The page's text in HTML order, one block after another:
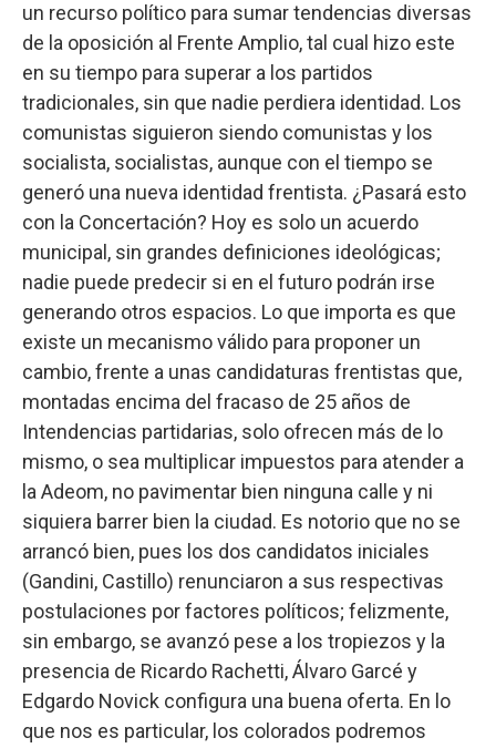
un recurso político para sumar tendencias diversas
de la oposición al Frente Amplio, tal cual hizo este
en su tiempo para superar a los partidos
tradicionales, sin que nadie perdiera identidad. Los
comunistas siguieron siendo comunistas y los
socialista, socialistas, aunque con el tiempo se
generó una nueva identidad frentista. ¿Pasará esto
con la Concertación? Hoy es solo un acuerdo
municipal, sin grandes definiciones ideológicas;
nadie puede predecir si en el futuro podrán irse
generando otros espacios. Lo que importa es que
existe un mecanismo válido para proponer un
cambio, frente a unas candidaturas frentistas que,
montadas encima del fracaso de 25 años de
Intendencias partidarias, solo ofrecen más de lo
mismo, o sea multiplicar impuestos para atender a
la Adeom, no pavimentar bien ninguna calle y ni
siquiera barrer bien la ciudad. Es notorio que no se
arrancó bien, pues los dos candidatos iniciales
(Gandini, Castillo) renunciaron a sus respectivas
postulaciones por factores políticos; felizmente,
sin embargo, se avanzó pese a los tropiezos y la
presencia de Ricardo Rachetti, Álvaro Garcé y
Edgardo Novick configura una buena oferta. En lo
que nos es particular, los colorados podremos